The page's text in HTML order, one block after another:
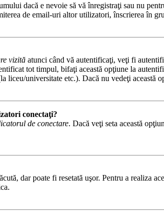
dacă e nevoie să vă înregistraţi sau nu
de email-uri altor utilizatori, înscrierea în
vizită atunci când vă autentificaţi, veţi fi
tot timpul, bifaţi această opţiune la
liceu/universitate etc.). Dacă nu vedeţi această
conectaţi?
de conectare. Dacă veţi seta această
dar poate fi resetată uşor. Pentru a realiza